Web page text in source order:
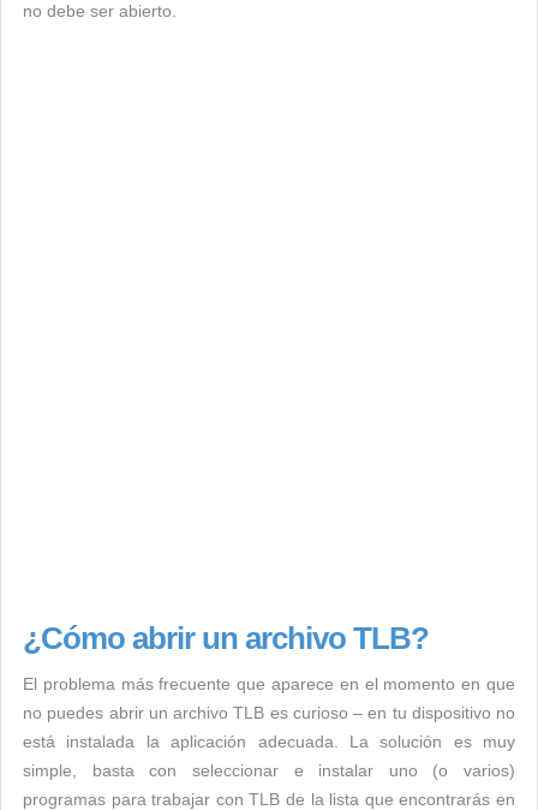
no debe ser abierto.
¿Cómo abrir un archivo TLB?
El problema más frecuente que aparece en el momento en que
no puedes abrir un archivo TLB es curioso – en tu dispositivo no
está instalada la aplicación adecuada. La solución es muy
simple, basta con seleccionar e instalar uno (o varios)
programas para trabajar con TLB de la lista que encontrarás en